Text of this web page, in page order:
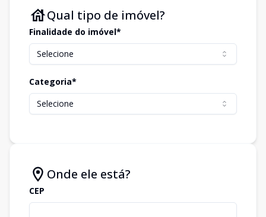
Qual tipo de imóvel?
Finalidade do imóvel*
Selecione
Categoria*
Selecione
Onde ele está?
CEP